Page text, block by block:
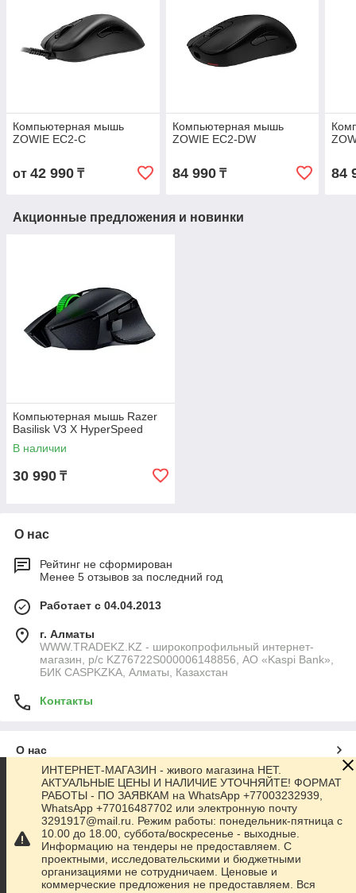
Компьютерная мышь
ZOWIE EC2-C
от 42 990 ₸
Компьютерная мышь
ZOWIE EC2-DW
84 990₸ 84
Акционные предложения и новинки
Компьютерная мышь Razer
Basilisk V3 X HyperSpeed
В наличии
30 990 ₸
О нас
Рейтинг не сформирован
Менее 5 отзывов за последний год
Работает с 04.04.2013
г. Алматы
WWW.TRADEKZ.KZ - широкопрофильный интернет-
магазин, р/с KZ76722S000006148856, АО «Kaspi Bank»,
БИК CASPKZKA, Алматы, Казахстан
Контакты
О нас
Контакты
Доставка и оплата
Полная версия сайта
ИНТЕРНЕТ-МАГАЗИН - живого магазина НЕТ.
АКТУАЛЬНЫЕ ЦЕНЫ И НАЛИЧИЕ УТОЧНЯЙТЕ! ФОРМАТ
РАБОТЫ - ПО ЗАЯВКАМ на WhatsApp +77003232939,
WhatsApp +77016487702 или электронную почту
3291917@mail.ru. Режим работы: понедельник-пятница с
10.00 до 18.00, суббота/воскресенье - выходные.
Информацию на тендеры не предоставляем. С
проектными, исследовательскими и бюджетными
организациями не сотрудничаем. Ценовые и
коммерческие предложения не предоставляем. Вся